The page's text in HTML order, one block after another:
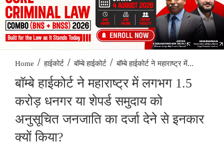
Home / हाईकोर्ट / बॉम्बे हाईकोर्ट / बॉम्बे हाईकोर्ट ने महाराष्ट्र में...
बॉम्बे हाईकोर्ट ने महाराष्ट्र में लगभग 1.5
करोड़ धनगर या शेपर्ड समुदाय को
अनुसूचित जनजाति का दर्जा देने से इनकार
क्यों किया?